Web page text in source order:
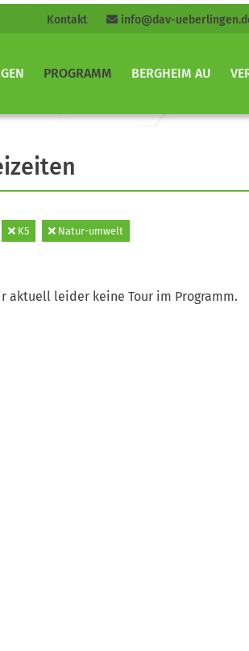
Kontakt info@dav-
PROGRAMM BERGHEIM AU
K5 Natur-umwelt
aktuell leider keine Tour im Programm.